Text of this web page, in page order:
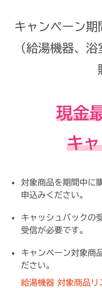
キャンペーン期
（給湯機器、
現金
キ
対象商品を期間中に
申込みください。
キャッシュバックの
受信が必要です。
キャンペーン対象商
ださい。
給湯機器 対象商品